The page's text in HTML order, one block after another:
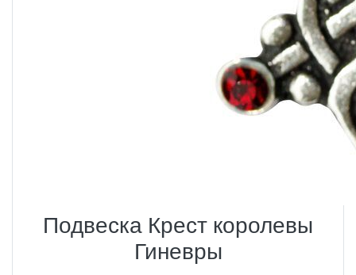
Подвеска Крест королевы
Гиневры